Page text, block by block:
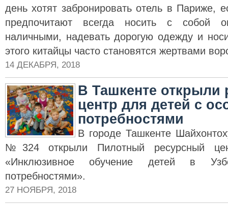
день хотят забронировать отель в Париже,
предпочитают всегда носить с собой
наличными, надевать дорогую одежду и
этого китайцы часто становятся жертвами
14 ДЕКАБРЯ, 2018
В Ташкенте открыли
центр для детей с
потребностями
В городе Ташкенте
№324 открыли Пилотный ресурсный
«Инклюзивное обучение детей в
потребностями».
27 НОЯБРЯ, 2018